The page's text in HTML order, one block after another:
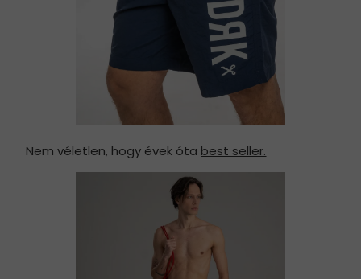
Nem véletlen, hogy évek óta best seller.